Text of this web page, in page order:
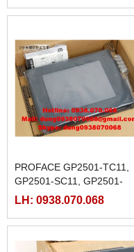
PROFACE GP2501-TC11,
GP2501-SC11, GP2501-
SC41
LH: 0938.070.068